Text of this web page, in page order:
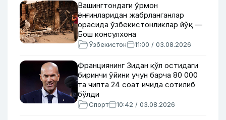
Вашингтондаги ўрмон
ёнғинларидан жабрланганлар
орасида ўзбекистонликлар йўқ —
Бош консулхона
Ўзбекистон 11:00 / 03.08.2026
Франциянинг Зидан қўл остидаги
биринчи ўйини учун барча 80 000
та чипта 24 соат ичида сотилиб
бўлди
Спорт 10:42 / 03.08.2026